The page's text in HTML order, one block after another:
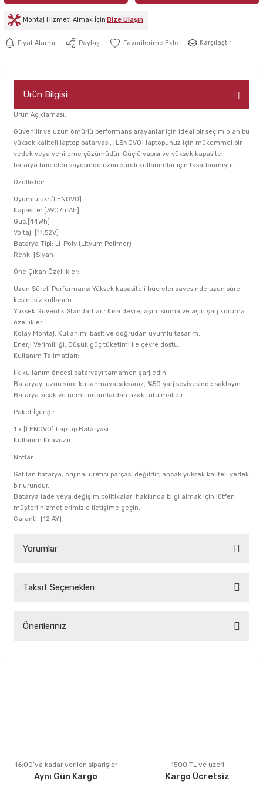
Montaj Hizmeti Almak İçin Bize Ulaşın
Fiyat Alarmı Paylaş Karşılaştır
Ürün Bilgisi
Ürün Açıklaması:
Güvenilir ve uzun ömürlü performans arayanlar için ideal bir seçim olan bu
yüksek kaliteli laptop bataryası, [LENOVO] laptopunuz için mükemmel bir
yedek veya yenileme çözümüdür. Güçlü yapısı ve yüksek kapasiteli
batarya hücreleri sayesinde uzun süreli kullanımlar için tasarlanmıştır.
Özellikler:
Uyumluluk: [LENOVO]
Kapasite: [3907mAh]
Güç:[44Wh]
Voltaj: [11.52V]
Batarya Tipi: Li-Poly (Lityum Polimer)
Renk: [Siyah]
Öne Çıkan Özellikler:
Uzun Süreli Performans: Yüksek kapasiteli hücreler sayesinde uzun süre
kesintisiz kullanım.
Yüksek Güvenlik Standartları: Kısa devre, aşırı ısınma ve aşırı şarj koruma
özellikleri.
Kolay Montaj: Kullanımı basit ve doğrudan uyumlu tasarım.
Enerji Verimliliği: Düşük güç tüketimi ile çevre dostu.
Kullanım Talimatları:
İlk kullanım öncesi bataryayı tamamen şarj edin.
Bataryayı uzun süre kullanmayacaksanız, %50 şarj seviyesinde saklayın.
Batarya sıcak ve nemli ortamlardan uzak tutulmalıdır.
Paket İçeriği:
1 x [LENOVO] Laptop Bataryası
Kullanım Kılavuzu
Notlar:
Satılan batarya, orijinal üretici parçası değildir; ancak yüksek kaliteli yedek
bir üründür.
Batarya iade veya değişim politikaları hakkında bilgi almak için lütfen
müşteri hizmetlerimizle iletişime geçin.
Garanti: [12 AY]
Yorumlar
Bu ürüne ilk yorumu siz yapın!
Taksit Seçenekleri
Önerileriniz
Ürün fiyatı diğer sitelerden daha pahalı.
Bu ürüne benzer farklı alternatifler olmalı.
16:00’ya kadar verilen siparişler
Aynı Gün Kargo
1500 TL ve üzeri
Kargo Ücretsiz